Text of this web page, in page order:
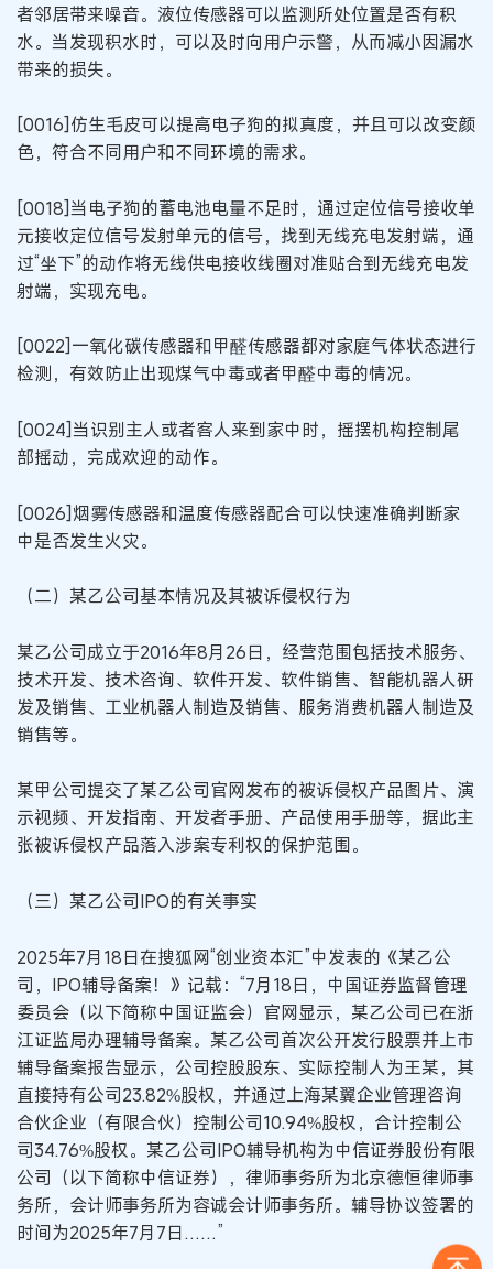
者邻居带来噪音。液位传感器可以监测所处位置是否有积
水。当发现积水时，可以及时向用户示警，从而减小因漏水
带来的损失。
[0016]仿生毛皮可以提高电子狗的拟真度，并且可以改变颜
色，符合不同用户和不同环境的需求。
[0018]当电子狗的蓄电池电量不足时，通过定位信号接收单
元接收定位信号发射单元的信号，找到无线充电发射端，通
过“坐下”的动作将无线供电接收线圈对准贴合到无线充电发
射端，实现充电。
[0022]一氧化碳传感器和甲醛传感器都对家庭气体状态进行
检测，有效防止出现煤气中毒或者甲醛中毒的情况。
[0024]当识别主人或者客人来到家中时，摇摆机构控制尾
部摇动，完成欢迎的动作。
[0026]烟雾传感器和温度传感器配合可以快速准确判断家
中是否发生火灾。
（二）某乙公司基本情况及其被诉侵权行为
某乙公司成立于2016年8月26日，经营范围包括技术服务、
技术开发、技术咨询、软件开发、软件销售、智能机器人研
发及销售、工业机器人制造及销售、服务消费机器人制造及
销售等。
某甲公司提交了某乙公司官网发布的被诉侵权产品图片、演
示视频、开发指南、开发者手册、产品使用手册等，据此主
张被诉侵权产品落入涉案专利权的保护范围。
（三）某乙公司IPO的有关事实
2025年7月18日在搜狐网“创业资本汇”中发表的《某乙公
司，IPO辅导备案！》记载：“7月18日，中国证券监督管理
委员会（以下简称中国证监会）官网显示，某乙公司已在浙
江证监局办理辅导备案。某乙公司首次公开发行股票并上市
辅导备案报告显示，公司控股股东、实际控制人为王某，其
直接持有公司23.82%股权，并通过上海某翼企业管理咨询
合伙企业（有限合伙）控制公司10.94%股权，合计控制公
司34.76%股权。某乙公司IPO辅导机构为中信证券股份有限
公司（以下简称中信证券），律师事务所为北京德恒律师事
务所，会计师事务所为容诚会计师事务所。辅导协议签署的
时间为2025年7月7日……”